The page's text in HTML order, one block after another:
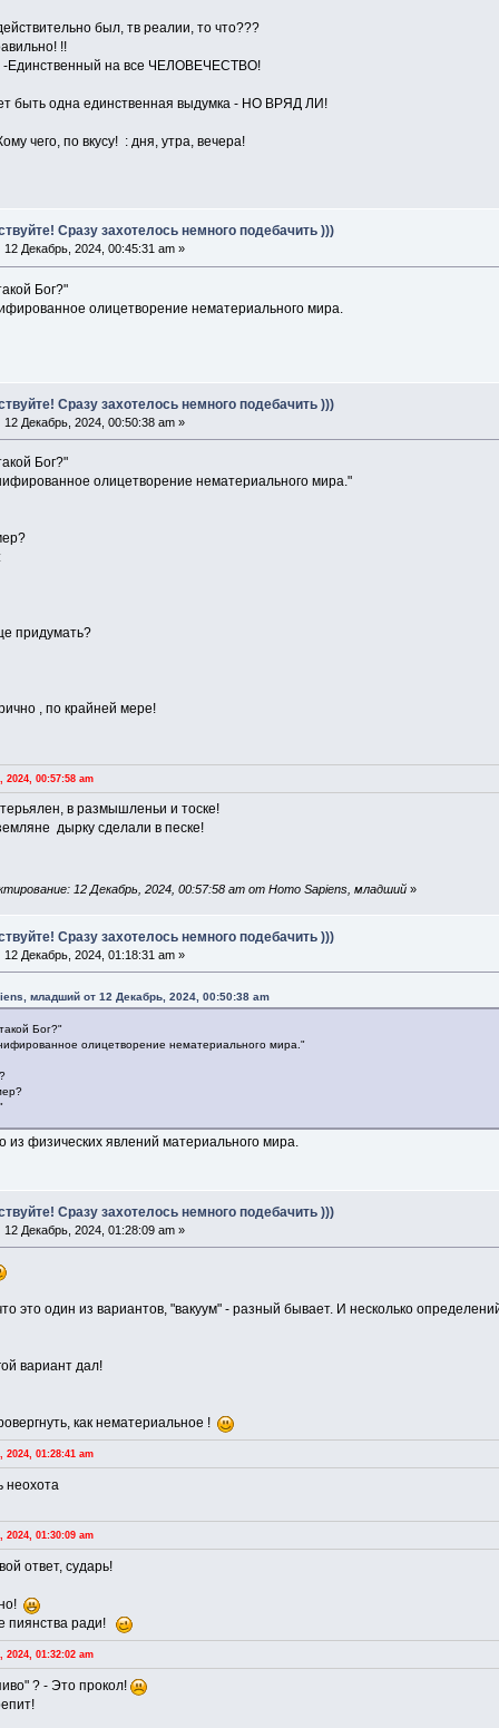
был, тв реалии, то что???
!!
Единственный на все ЧЕЛОВЕЧЕСТВО!
быть одна единственная выдумка - НО ВРЯД ЛИ!
чего, по вкусу! : дня, утра, вечера!
Сразу захотелось немного подебачить )))
12 Декабрь, 2024, 00:45:31 am »
Бог?"
олицетворение нематериального мира.
Сразу захотелось немного подебачить )))
12 Декабрь, 2024, 00:50:38 am »
Бог?"
олицетворение нематериального мира."
придумать?
, по крайней мере!
2024, 00:57:58 am
в размышленьи и тоске!
дырку сделали в песке!
12 Декабрь, 2024, 00:57:58 am от Homo Sapiens, младший »
Сразу захотелось немного подебачить )))
12 Декабрь, 2024, 01:18:31 am »
младший от 12 Декабрь, 2024, 00:50:38 am
Бог?"
олицетворение нематериального мира."
из физических явлений материального мира.
Сразу захотелось немного подебачить )))
12 Декабрь, 2024, 01:28:09 am »
это один из вариантов, "вакуум" - разный бывает. И несколько
вариант дал!
как нематериальное !
2024, 01:28:41 am
неохота
2024, 01:30:09 am
ответ, сударь!
пиянства ради!
2024, 01:32:02 am
? - Это прокол!